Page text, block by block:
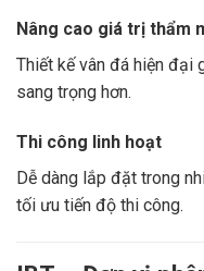
Nâng cao giá trị thẩm
Thiết kế vân đá hiện đại
sang trọng hơn.
Thi công linh hoạt
Dễ dàng lắp đặt trong
tối ưu tiến độ thi công.